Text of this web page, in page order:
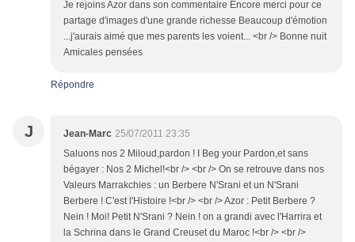
Je rejoins Azor dans son commentaire Encore merci pour ce
partage d'images d'une grande richesse Beaucoup d'émotion
...j'aurais aimé que mes parents les voient... <br /> Bonne nuit
Amicales pensées
Répondre
J Jean-Marc 25/07/2011 23:35
Saluons nos 2 Miloud,pardon ! I Beg your Pardon,et sans
bégayer : Nos 2 Michel!<br /> <br /> On se retrouve dans nos
Valeurs Marrakchies : un Berbere N'Srani et un N'Srani
Berbere ! C'est l'Histoire !<br /> <br /> Azor : Petit Berbere ?
Nein ! Moi! Petit N'Srani ? Nein ! on a grandi avec l'Harrira et
la Schrina dans le Grand Creuset du Maroc !<br /> <br />